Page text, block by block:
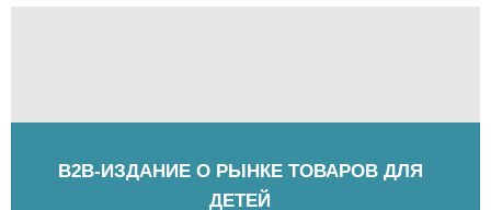
B2B-ИЗДАНИЕ О РЫНКЕ ТОВАРОВ ДЛЯ
ДЕТЕЙ